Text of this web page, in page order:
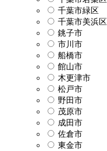
千葉市緑区
千葉市美浜区
銚子市
市川市
船橋市
館山市
木更津市
松戸市
野田市
茂原市
成田市
佐倉市
東金市